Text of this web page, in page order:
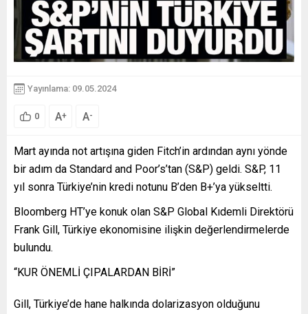
Yayınlama: 09.05.2024
0 A+ A-
Mart ayında not artışına giden Fitch’in ardından aynı yönde
bir adım da Standard and Poor’s’tan (S&P) geldi. S&P, 11
yıl sonra Türkiye’nin kredi notunu B’den B+’ya yükseltti.
Bloomberg HT’ye konuk olan S&P Global Kıdemli Direktörü
Frank Gill, Türkiye ekonomisine ilişkin değerlendirmelerde
bulundu.
“KUR ÖNEMLİ ÇIPALARDAN BİRİ”
Gill, Türkiye’de hane halkında dolarizasyon olduğunu